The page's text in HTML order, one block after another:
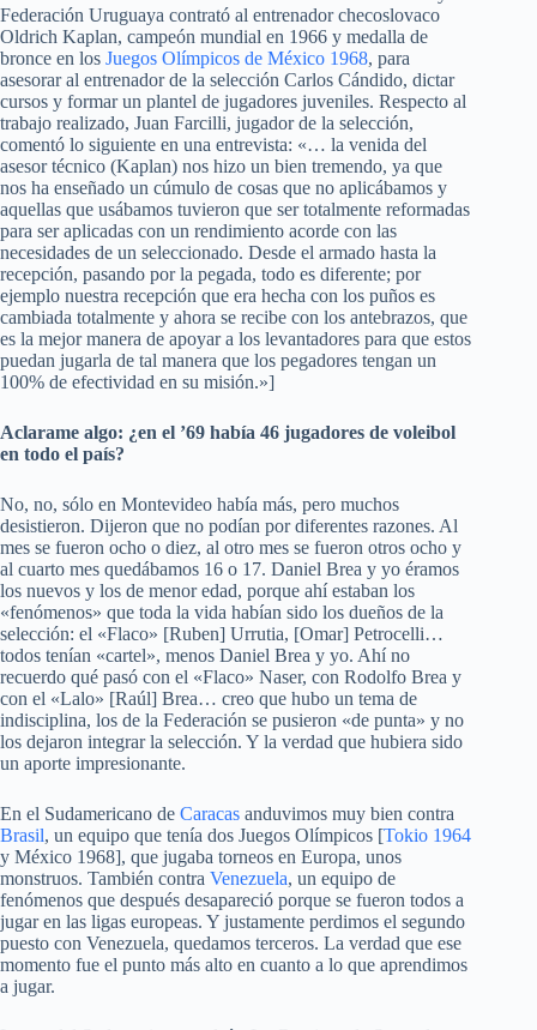
Federación Uruguaya contrató al entrenador checoslovaco
Oldrich Kaplan, campeón mundial en 1966 y medalla de
bronce en los Juegos Olímpicos de México 1968, para
asesorar al entrenador de la selección Carlos Cándido, dictar
cursos y formar un plantel de jugadores juveniles. Respecto al
trabajo realizado, Juan Farcilli, jugador de la selección,
comentó lo siguiente en una entrevista: «… la venida del
asesor técnico (Kaplan) nos hizo un bien tremendo, ya que
nos ha enseñado un cúmulo de cosas que no aplicábamos y
aquellas que usábamos tuvieron que ser totalmente reformadas
para ser aplicadas con un rendimiento acorde con las
necesidades de un seleccionado. Desde el armado hasta la
recepción, pasando por la pegada, todo es diferente; por
ejemplo nuestra recepción que era hecha con los puños es
cambiada totalmente y ahora se recibe con los antebrazos, que
es la mejor manera de apoyar a los levantadores para que estos
puedan jugarla de tal manera que los pegadores tengan un
100% de efectividad en su misión.»]
Aclarame algo: ¿en el ’69 había 46 jugadores de voleibol
en todo el país?
No, no, sólo en Montevideo había más, pero muchos
desistieron. Dijeron que no podían por diferentes razones. Al
mes se fueron ocho o diez, al otro mes se fueron otros ocho y
al cuarto mes quedábamos 16 o 17. Daniel Brea y yo éramos
los nuevos y los de menor edad, porque ahí estaban los
«fenómenos» que toda la vida habían sido los dueños de la
selección: el «Flaco» [Ruben] Urrutia, [Omar] Petrocelli…
todos tenían «cartel», menos Daniel Brea y yo. Ahí no
recuerdo qué pasó con el «Flaco» Naser, con Rodolfo Brea y
con el «Lalo» [Raúl] Brea… creo que hubo un tema de
indisciplina, los de la Federación se pusieron «de punta» y no
los dejaron integrar la selección. Y la verdad que hubiera sido
un aporte impresionante.
En el Sudamericano de Caracas anduvimos muy bien contra
Brasil, un equipo que tenía dos Juegos Olímpicos [Tokio 1964
y México 1968], que jugaba torneos en Europa, unos
monstruos. También contra Venezuela, un equipo de
fenómenos que después desapareció porque se fueron todos a
jugar en las ligas europeas. Y justamente perdimos el segundo
puesto con Venezuela, quedamos terceros. La verdad que ese
momento fue el punto más alto en cuanto a lo que aprendimos
a jugar.